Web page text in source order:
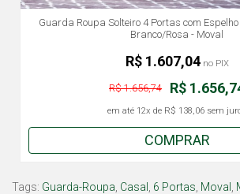
Guarda Roupa Solteiro 4 Portas com
Branco/Rosa - Moval
R$
R$ 1.656,74
em até 12x de R$ 138,06sem
R$ 1.607,04no PIX
COMPRAR
Tags: Guarda-Roupa Casal 6 Portas Moval